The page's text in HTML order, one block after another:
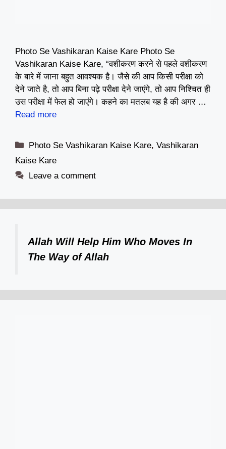
Photo Se Vashikaran Kaise Kare Photo Se
Vashikaran Kaise Kare, “वशीकरण करने से पहले वशीकरण
के बारे में जाना बहुत आवश्यक है। जैसे की आप किसी परीक्षा को
देने जाते है, तो आप बिना पढ़े परीक्षा देने जाएंगे, तो आप निश्चित ही
उस परीक्षा में फेल हो जाएंगे। कहने का मतलब यह है की अगर …
Read more
Categories
Photo Se Vashikaran Kaise Kare,Vashikaran
Kaise Kare
Leave a comment
Allah Will Help Him Who Moves In
The Way of Allah